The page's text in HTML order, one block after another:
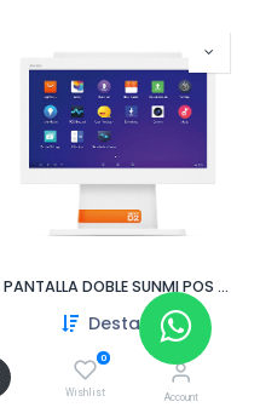
Destacado
0
Wishlist Account
PANTALLA DOBLE SUNMI POS D2 PLAYSTORE
$399.00